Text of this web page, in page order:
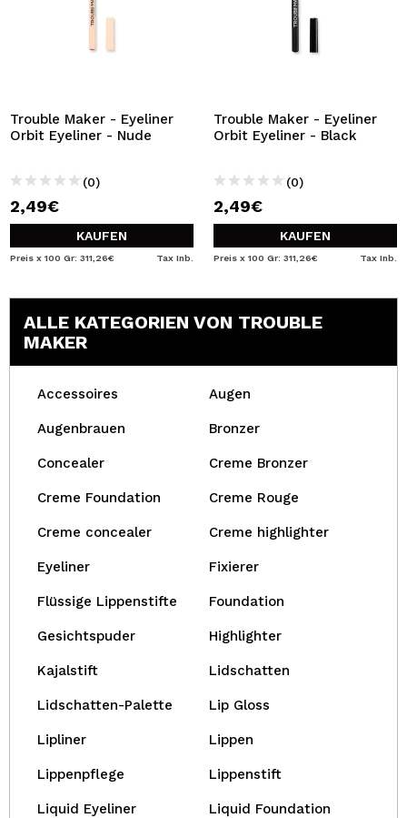
Trouble Maker - Eyeliner
Orbit Eyeliner - Nude
(0)
2,49€
KAUFEN
Preis x 100 Gr: 311,26€ Tax Inb.
Trouble Maker - Eyeliner
Orbit Eyeliner - Black
(0)
2,49€
KAUFEN
Preis x 100 Gr: 311,26€ Tax Inb.
ALLE KATEGORIEN VON TROUBLE
MAKER
Accessoires Augen
Augenbrauen Bronzer
Concealer Creme Bronzer
Creme Foundation Creme Rouge
Creme concealer Creme highlighter
Eyeliner Fixierer
Flüssige Lippenstifte Foundation
Gesichtspuder Highlighter
Kajalstift Lidschatten
Lidschatten-Palette Lip Gloss
Lipliner Lippen
Lippenpflege Lippenstift
Liquid Eyeliner Liquid Foundation